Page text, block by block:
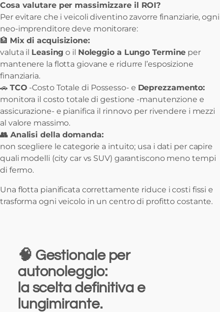
Cosa valutare per massimizzare il ROI?
Per evitare che i veicoli diventino zavorre finanziarie, ogni
neo-imprenditore deve monitorare:
🏦 Mix di acquisizione:
valuta il Leasing o il Noleggio a Lungo Termine per
mantenere la flotta giovane e ridurre l’esposizione
finanziaria.
🚗 TCO -Costo Totale di Possesso- e Deprezzamento:
monitora il costo totale di gestione -manutenzione e
assicurazione- e pianifica il rinnovo per rivendere i mezzi
al valore massimo.
👥 Analisi della domanda:
non scegliere le categorie a intuito; usa i dati per capire
quali modelli (city car vs SUV) garantiscono meno tempi
di fermo.
Una flotta pianificata correttamente riduce i costi fissi e
trasforma ogni veicolo in un centro di profitto costante.
🧠 Gestionale per
autonoleggio:
la scelta definitiva e
lungimirante.